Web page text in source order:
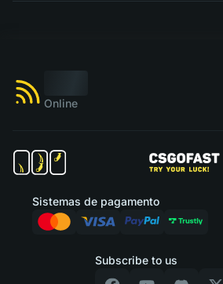
Online
Subscribe to us
Sistemas de pagamento